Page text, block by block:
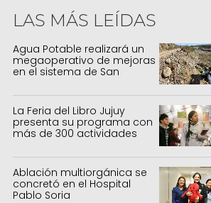
LAS MÁS LEÍDAS
Agua Potable realizará un
megaoperativo de mejoras
en el sistema de San
La Feria del Libro Jujuy
presenta su programa con
más de 300 actividades
Ablación multiorgánica se
concretó en el Hospital
Pablo Soria